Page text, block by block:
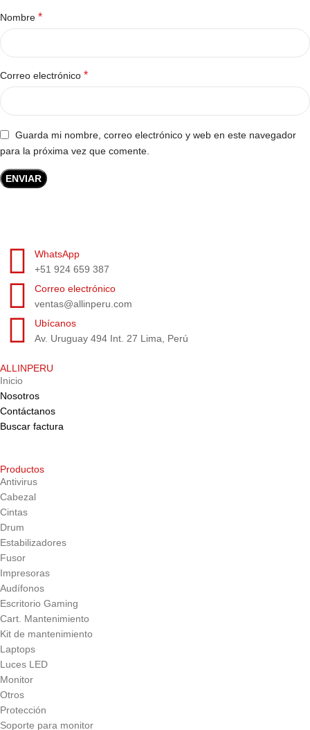
Nombre *
Correo electrónico *
Guarda mi nombre, correo electrónico y web en este navegador
para la próxima vez que comente.
WhatsApp
+51 924 659 387
Correo electrónico
ventas@allinperu.com
Ubícanos
Av. Uruguay 494 Int. 27 Lima, Perú
ALLINPERU
Inicio
Nosotros
Contáctanos
Buscar factura
Productos
Antivirus
Cabezal
Cintas
Drum
Estabilizadores
Fusor
Impresoras
Audífonos
Escritorio Gaming
Cart. Mantenimiento
Kit de mantenimiento
Laptops
Luces LED
Monitor
Otros
Protección
Soporte para monitor